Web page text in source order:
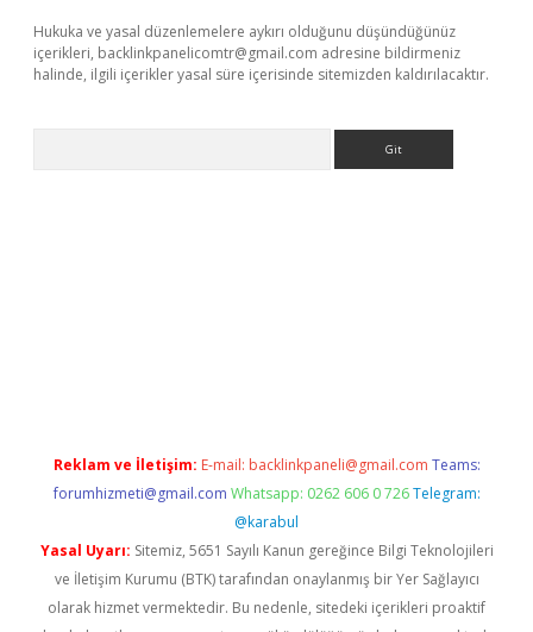
Hukuka ve yasal düzenlemelere aykırı olduğunu düşündüğünüz
içerikleri, backlinkpanelicomtr@gmail.com adresine bildirmeniz
halinde, ilgili içerikler yasal süre içerisinde sitemizden kaldırılacaktır.
Reklam ve İletişim: E-mail: backlinkpaneli@gmail.com Teams:
forumhizmeti@gmail.com Whatsapp: 0262 606 0 726 Telegram:
@karabul
Yasal Uyarı: Sitemiz, 5651 Sayılı Kanun gereğince Bilgi Teknolojileri
ve İletişim Kurumu (BTK) tarafından onaylanmış bir Yer Sağlayıcı
olarak hizmet vermektedir. Bu nedenle, sitedeki içerikleri proaktif